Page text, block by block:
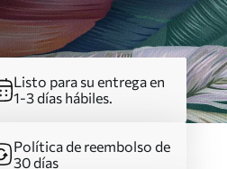
Listo para su entrega en
1-3 días hábiles.
Política de reembolso de
30 días